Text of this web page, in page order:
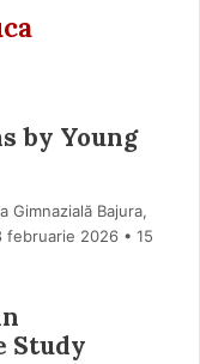
by Young
Gimnazială Bajura,
februarie 2026 • 15
Study